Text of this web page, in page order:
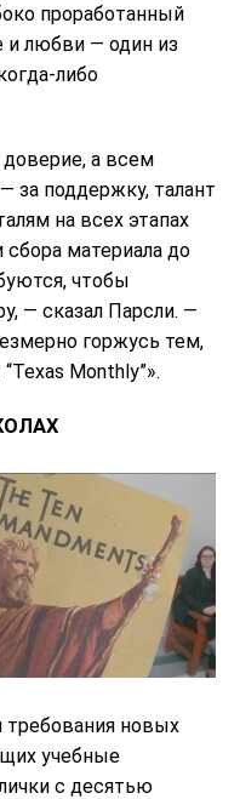
проработанный
и любви — один из
либо
​​доверие, а всем
за поддержку, талант
на всех этапах
сбора материала до
чтобы
— сказал Парсли. —
горжусь тем,
Monthly”».
требования новых
учебные
с десятью